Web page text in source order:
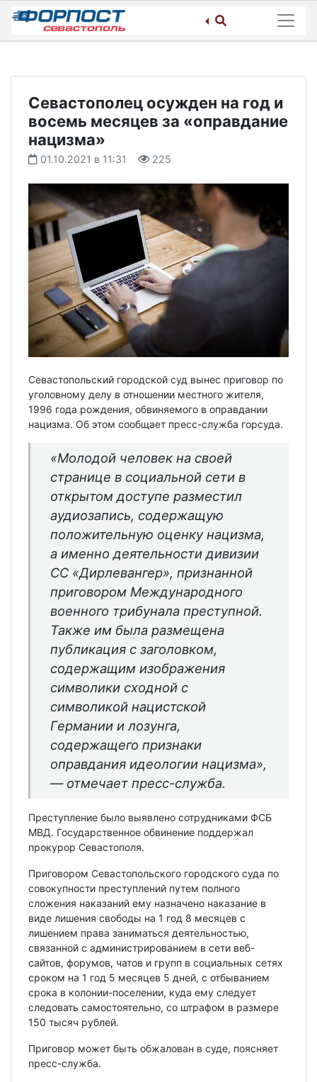
Skip
content
Севастополец осужден на год и
восемь месяцев за «оправдание
нацизма»
01.10.2021 в 11:31 225
Севастопольский городской суд вынес приговор по
уголовному делу в отношении местного жителя,
1996 года рождения, обвиняемого в оправдании
нацизма. Об этом сообщает пресс-служба горсуда.
«Молодой человек на своей
странице в социальной сети в
открытом доступе разместил
аудиозапись, содержащую
положительную оценку нацизма,
а именно деятельности дивизии
СС «Дирлевангер», признанной
приговором Международного
военного трибунала преступной.
Также им была размещена
публикация с заголовком,
содержащим изображения
символики сходной с
символикой нацистской
Германии и лозунга,
содержащего признаки
оправдания идеологии нацизма»,
— отмечает пресс-служба.
Преступление было выявлено сотрудниками ФСБ
МВД. Государственное обвинение поддержал
прокурор Севастополя.
Приговором Севастопольского городского суда по
совокупности преступлений путем полного
сложения наказаний ему назначено наказание в
виде лишения свободы на 1 год 8 месяцев с
лишением права заниматься деятельностью,
связанной с администрированием в сети веб-
сайтов, форумов, чатов и групп в социальных сетях
сроком на 1 год 5 месяцев 5 дней, с отбыванием
срока в колонии-поселении, куда ему следует
следовать самостоятельно, со штрафом в размере
150 тысяч рублей.
Приговор может быть обжалован в суде, поясняет
пресс-служба.